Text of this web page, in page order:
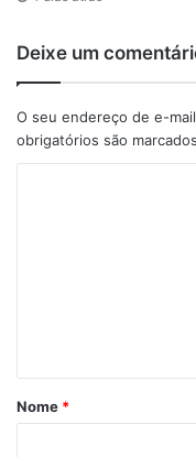
Deixe um
O seu endereço de e-
obrigatórios são
Nome *